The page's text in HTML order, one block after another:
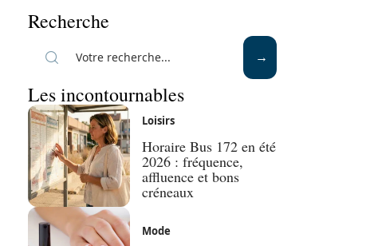
Recherche
Les incontournables
Loisirs
Horaire Bus 172 en été
2026 : fréquence,
affluence et bons
créneaux
Mode